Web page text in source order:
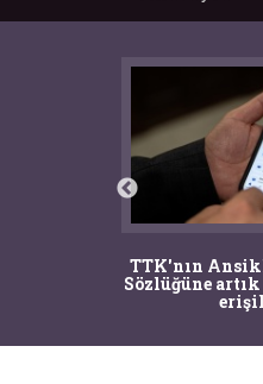
TTK'nın
Sözlüğüne